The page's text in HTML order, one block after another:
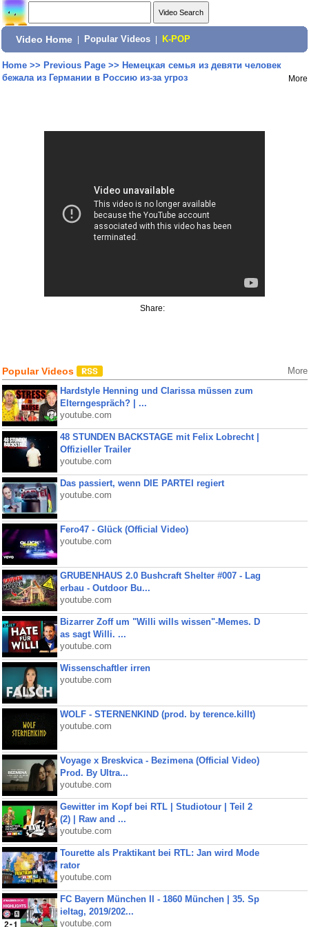
Video Home Popular Videos K-POP
Home>> Previous Page>> Немецкая семья из девяти человек
бежала из Германии в Россию из-за угроз
More
Share:
Popular Videos More
Hardstyle Henning und Clarissa müssen zum
Elterngespräch? | ...
youtube.com
48 STUNDEN BACKSTAGE mit Felix Lobrecht |
Offizieller Trailer
youtube.com
Das passiert, wenn DIE PARTEI regiert
youtube.com
Fero47 - Glück (Official Video)
youtube.com
GRUBENHAUS 2.0 Bushcraft Shelter #007 - Lag
erbau - Outdoor Bu...
youtube.com
Bizarrer Zoff um "Willi wills wissen"-Memes. D
as sagt Willi. ...
youtube.com
Wissenschaftler irren
youtube.com
WOLF - STERNENKIND (prod. by terence.killt)
youtube.com
Voyage x Breskvica - Bezimena (Official Video)
Prod. By Ultra...
youtube.com
Gewitter im Kopf bei RTL | Studiotour | Teil 2
(2) | Raw and ...
youtube.com
Tourette als Praktikant bei RTL: Jan wird Mode
rator
youtube.com
FC Bayern München II - 1860 München | 35. Sp
ieltag, 2019/202...
youtube.com